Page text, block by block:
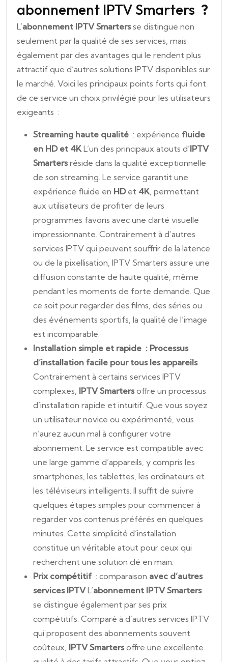
abonnement IPTV Smarters ?
L’abonnement IPTV Smartersse distingue non
seulement par la qualité de ses services, mais
également par des avantages qui le rendent plus
attractif que d’autres solutions IPTV disponibles sur
le marché. Voici les principaux points forts qui font
de ce service un choix privilégié pour les utilisateurs
exigeants :
Streaming haute qualité : expérience fluide
en HD et 4KL’un des principaux atouts d’IPTV
Smartersréside dans la qualité exceptionnelle
de son streaming. Le service garantit une
expérience fluide en HDet 4K, permettant
aux utilisateurs de profiter de leurs
programmes favoris avec une clarté visuelle
impressionnante. Contrairement à d’autres
services IPTV qui peuvent souffrir de la latence
ou de la pixellisation, IPTV Smarters assure une
diffusion constante de haute qualité, même
pendant les moments de forte demande. Que
ce soit pour regarder des films, des séries ou
des événements sportifs, la qualité de l’image
est incomparable.
Installation simple et rapide : Processus
d’installation facile pour tous les appareils
Contrairement à certains services IPTV
complexes, IPTV Smartersoffre un processus
d’installation rapide et intuitif. Que vous soyez
un utilisateur novice ou expérimenté, vous
n’aurez aucun mal à configurer votre
abonnement. Le service est compatible avec
une large gamme d’appareils, y compris les
smartphones, les tablettes, les ordinateurs et
les téléviseurs intelligents. Il suffit de suivre
quelques étapes simples pour commencer à
regarder vos contenus préférés en quelques
minutes. Cette simplicité d’installation
constitue un véritable atout pour ceux qui
recherchent une solution clé en main.
Prix compétitif : comparaison avec d’autres
services IPTVL’abonnement IPTV Smarters
se distingue également par ses prix
compétitifs. Comparé à d’autres services IPTV
qui proposent des abonnements souvent
coûteux, IPTV Smartersoffre une excellente